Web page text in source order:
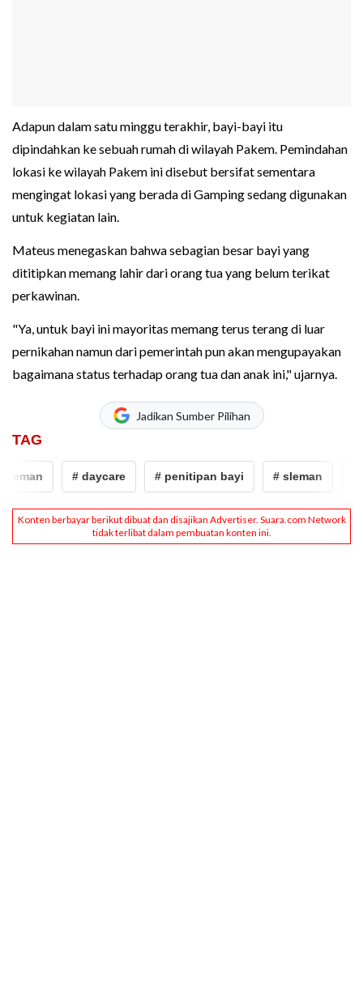
Adapun dalam satu minggu terakhir, bayi-bayi itu
dipindahkan ke sebuah rumah di wilayah Pakem. Pemindahan
lokasi ke wilayah Pakem ini disebut bersifat sementara
mengingat lokasi yang berada di Gamping sedang digunakan
untuk kegiatan lain.
Mateus menegaskan bahwa sebagian besar bayi yang
dititipkan memang lahir dari orang tua yang belum terikat
perkawinan.
"Ya, untuk bayi ini mayoritas memang terus terang di luar
pernikahan namun dari pemerintah pun akan mengupayakan
bagaimana status terhadap orang tua dan anak ini," ujarnya.
Jadikan Sumber Pilihan
TAG
# daycare # penitipan bayi # sleman